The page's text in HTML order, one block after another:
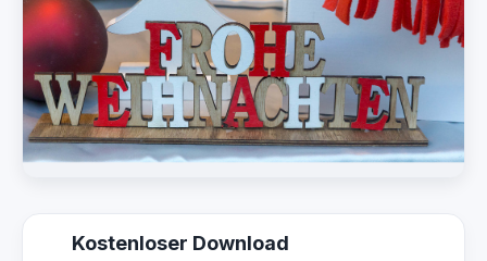
Kostenloser Download